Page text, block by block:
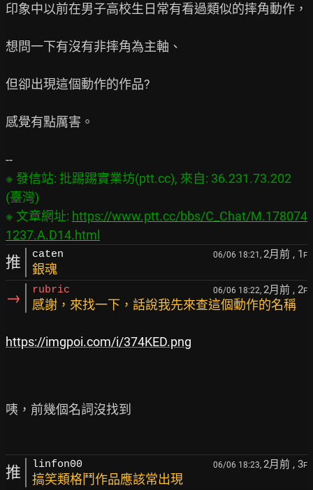
印象中以前在男子高校生日常有看過類似的摔角動作，
想問一下有沒有非摔角為主軸、
但卻出現這個動作的作品?
感覺有點厲害。
※ 發信站: 批踢踢實業坊(ptt.cc), 來自: 36.231.73.202
(臺灣)
※ 文章網址: https://www.ptt.cc/bbs/C_Chat/M.178074
1237.A.D14.html
推 caten 06/06 18:21, 2月前 , 1 F
銀魂
→ rubric 06/06 18:22, 2月前 , 2F
感謝，來找一下，話說我先來查這個動作的名稱
https://imgpoi.com/i/374KED.png
咦，前幾個名詞沒找到
推 linfon00 06/06 18:23, 2月前 , 3F
搞笑類格鬥作品應該常出現